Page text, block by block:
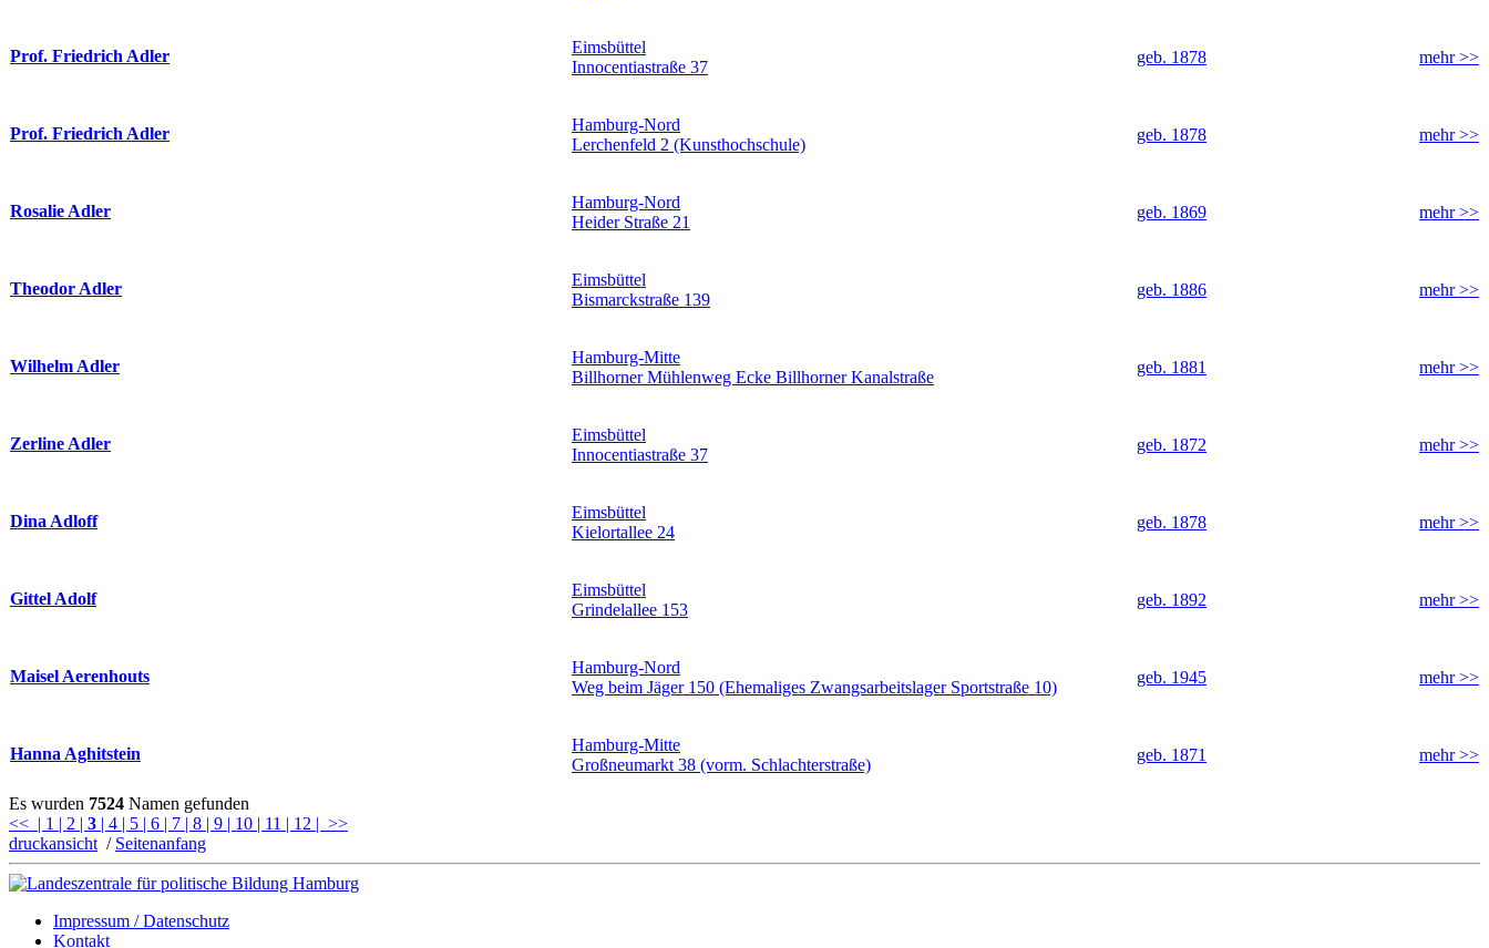
Prof. Friedrich Adler
Eimsbüttel
Innocentiastraße 37
geb. 1878 mehr >>
Prof. Friedrich Adler
Hamburg-Nord
Lerchenfeld 2 (Kunsthochschule)
geb. 1878 mehr >>
Rosalie Adler
Hamburg-Nord
Heider Straße 21
geb. 1869 mehr >>
Theodor Adler
Eimsbüttel
Bismarckstraße 139
geb. 1886 mehr >>
Wilhelm Adler
Hamburg-Mitte
Billhorner Mühlenweg Ecke Billhorner Kanalstraße
geb. 1881 mehr >>
Zerline Adler
Eimsbüttel
Innocentiastraße 37
geb. 1872 mehr >>
Dina Adloff
Eimsbüttel
Kielortallee 24
geb. 1878 mehr >>
Gittel Adolf
Eimsbüttel
Grindelallee 153
geb. 1892 mehr >>
Maisel Aerenhouts
Hamburg-Nord
Weg beim Jäger 150 (Ehemaliges Zwangsarbeitslager Sportstraße 10)
geb. 1945 mehr >>
Hanna Aghitstein
Hamburg-Mitte
Großneumarkt 38 (vorm. Schlachterstraße)
geb. 1871 mehr >>
Es wurden 7524 Namen gefunden
<< | 1 | 2 | 3 | 4 | 5 | 6 | 7 | 8 | 9 | 10 | 11 | 12 | >>
druckansicht / Seitenanfang
Impressum / Datenschutz
Kontakt